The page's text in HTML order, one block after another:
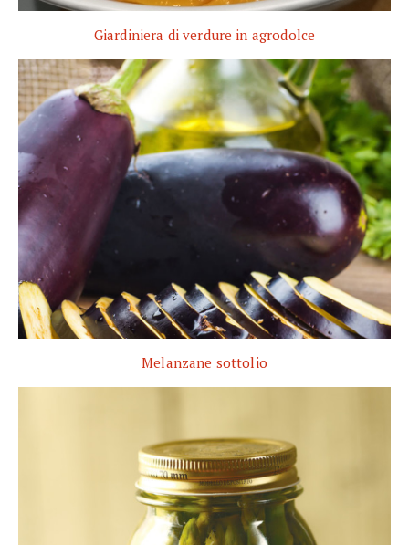
Giardiniera di verdure in agrodolce
Melanzane sottolio